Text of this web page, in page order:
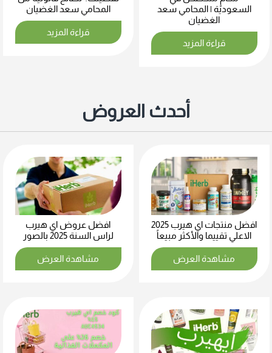
السعودية | المحامي سعد
الغضيان
قراءة المزيد
المحامي سعد الغضيان
قراءة المزيد
أحدث العروض
افضل منتجات اي هيرب 2025
الاعلي تقييما والأكثر مبيعاً
مشاهدة العرض
افضل عروض اي هيرب
لراس السنة 2025 بالصور
مشاهدة العرض